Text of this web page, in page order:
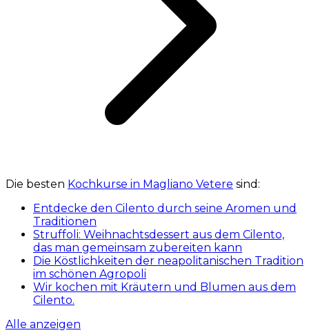
Die besten Kochkurse in Magliano Vetere sind:
Entdecke den Cilento durch seine Aromen und
Traditionen
Struffoli: Weihnachtsdessert aus dem Cilento,
das man gemeinsam zubereiten kann
Die Köstlichkeiten der neapolitanischen Tradition
im schönen Agropoli
Wir kochen mit Kräutern und Blumen aus dem
Cilento.
Alle anzeigen